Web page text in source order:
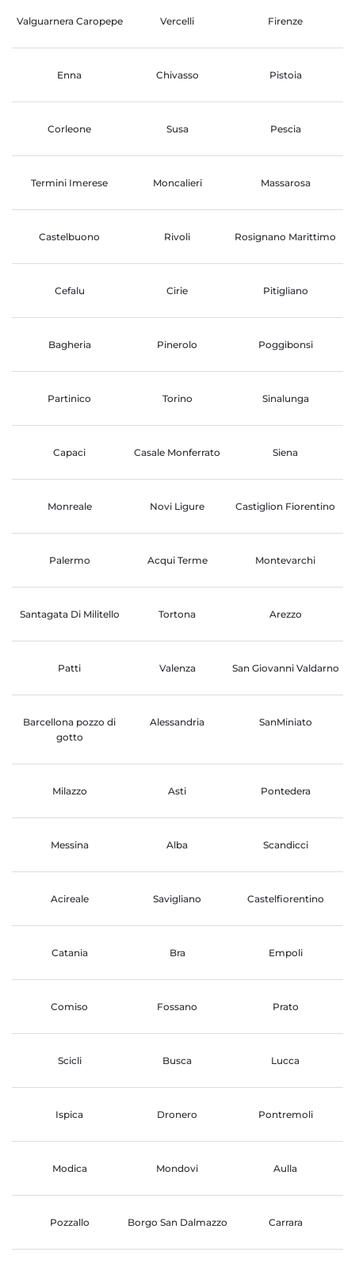
Valguarnera Caropepe Vercelli Firenze
Enna Chivasso Pistoia
Corleone Susa Pescia
Termini Imerese Moncalieri Massarosa
Castelbuono Rivoli Rosignano Marittimo
Cefalu Cirie Pitigliano
Bagheria Pinerolo Poggibonsi
Partinico Torino Sinalunga
Capaci Casale Monferrato Siena
Monreale Novi Ligure Castiglion Fiorentino
Palermo Acqui Terme Montevarchi
Santagata Di Militello Tortona Arezzo
Patti Valenza San Giovanni Valdarno
Barcellona pozzo di
gotto
Alessandria SanMiniato
Milazzo Asti Pontedera
Messina Alba Scandicci
Acireale Savigliano Castelfiorentino
Catania Bra Empoli
Comiso Fossano Prato
Scicli Busca Lucca
Ispica Dronero Pontremoli
Modica Mondovi Aulla
Pozzallo Borgo San Dalmazzo Carrara